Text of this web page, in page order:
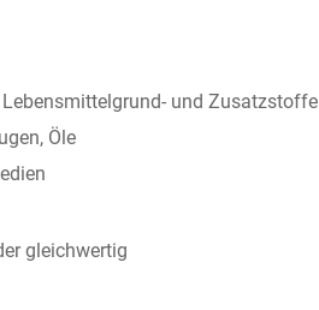
und Zusatzstoffe
Öle
gleichwertig